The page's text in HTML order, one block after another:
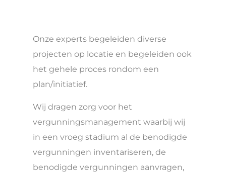
Onze experts begeleiden diverse
projecten op locatie en begeleiden ook
het gehele proces rondom een
plan/initiatief.
Wij dragen zorg voor het
vergunningsmanagement waarbij wij
in een vroeg stadium al de benodigde
vergunningen inventariseren, de
benodigde vergunningen aanvragen,